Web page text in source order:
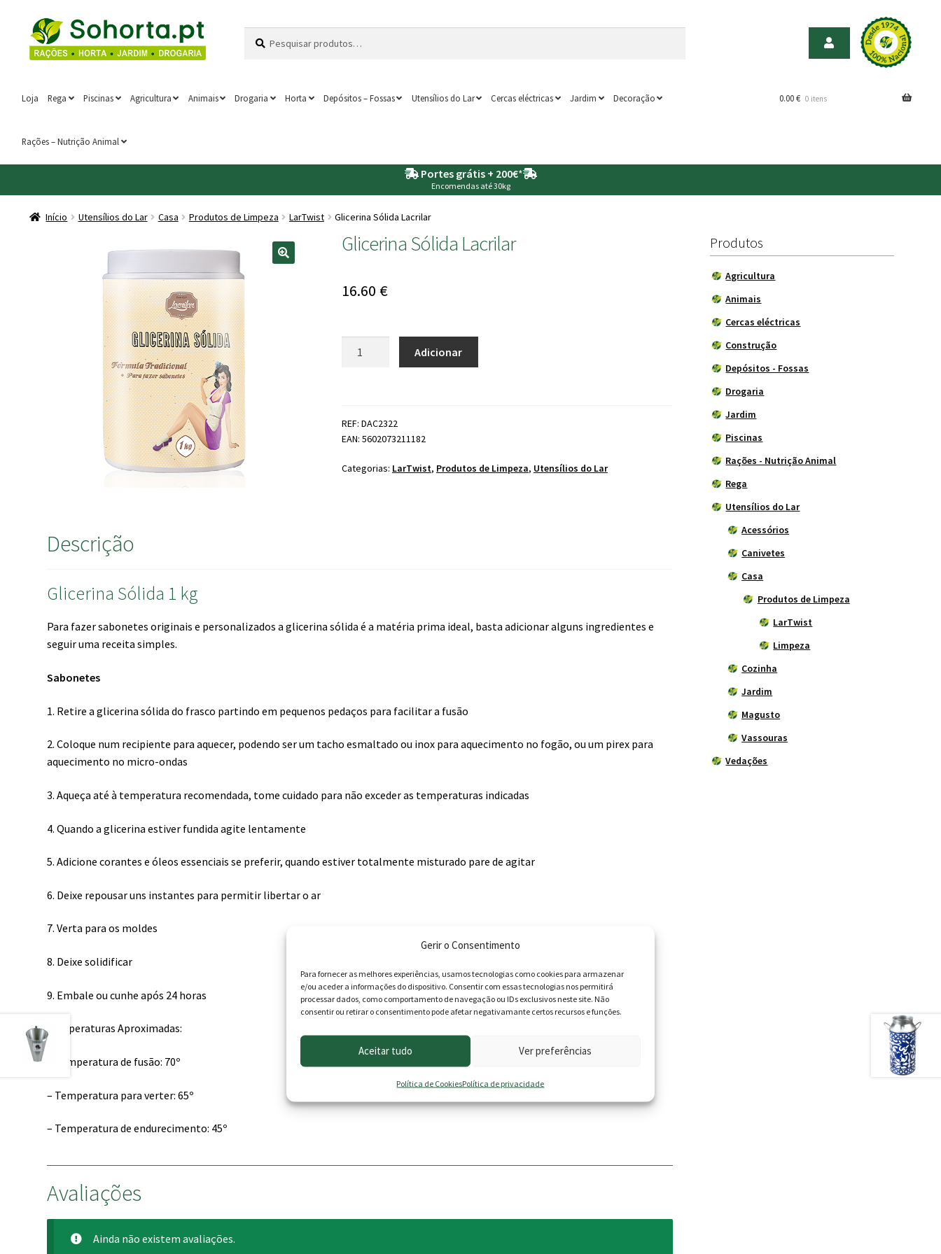
Gerir o Consentimento
Para fornecer as melhores experiências, usamos tecnologias como cookies para armazenar
e/ou aceder a informações do dispositivo. Consentir com essas tecnologias nos permitirá
processar dados, como comportamento de navegação ou IDs exclusivos neste site. Não
consentir ou retirar o consentimento pode afetar negativamante certos recursos e funções.
Aceitar tudo Ver preferências
Política de CookiesPolítica de privacidade
Ir
para
a
Saltar
para
o
por:
Loja Rega Piscinas Agricultura Animais Drogaria Horta Depósitos – Fossas Utensílios do Lar Cercas eléctricas Jardim Decoração
Rações – Nutrição Animal
0.00€ 0 itens
Portes grátis + 200€*
Encomendas até 30kg
Início Utensílios do Lar Casa Produtos de Limpeza LarTwist Glicerina Sólida Lacrilar
Glicerina Sólida Lacrilar
16.60 €
Adicionar
REF: DAC2322
EAN: 5602073211182
Categorias: LarTwist, Produtos de Limpeza, Utensílios do Lar
Descrição
Glicerina Sólida 1 kg
Para fazer sabonetes originais e personalizados a glicerina sólida é a matéria prima ideal, basta adicionar alguns ingredientes e
seguir uma receita simples.
Sabonetes
1. Retire a glicerina sólida do frasco partindo em pequenos pedaços para facilitar a fusão
2. Coloque num recipiente para aquecer, podendo ser um tacho esmaltado ou inox para aquecimento no fogão, ou um pirex para
aquecimento no micro-ondas
3. Aqueça até à temperatura recomendada, tome cuidado para não exceder as temperaturas indicadas
4. Quando a glicerina estiver fundida agite lentamente
5. Adicione corantes e óleos essenciais se preferir, quando estiver totalmente misturado pare de agitar
6. Deixe repousar uns instantes para permitir libertar o ar
7. Verta para os moldes
8. Deixe solidificar
9. Embale ou cunhe após 24 horas
Temperaturas Aproximadas:
– Temperatura de fusão: 70º
– Temperatura para verter: 65º
– Temperatura de endurecimento: 45º
Avaliações
Ainda não existem avaliações.
Produtos
Agricultura
Animais
Cercas eléctricas
Construção
Depósitos - Fossas
Drogaria
Jardim
Piscinas
Rações - Nutrição Animal
Rega
Utensílios do Lar
Acessórios
Canivetes
Casa
Produtos de Limpeza
LarTwist
Limpeza
Cozinha
Jardim
Magusto
Vassouras
Vedações